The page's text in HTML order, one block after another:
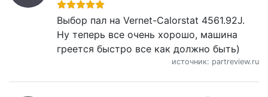
Выбор пал на Vernet-Calorstat 4561.92J.
Ну теперь все очень хорошо, машина
греется быстро все как должно быть)
источник: partreview.ru